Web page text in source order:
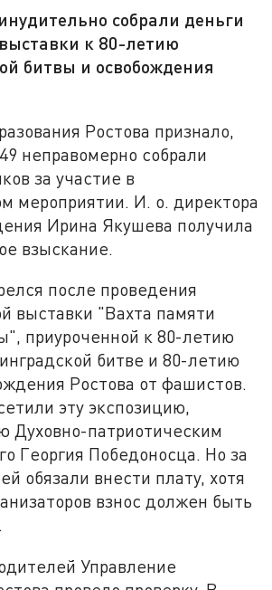
собрали деньги
к 80-летию
битвы и освобождения
Ростова признало,
неправомерно собрали
за участие в
мероприятии. И. о. директора
Ирина Якушева получила
взыскание.
после проведения
выставки "Вахта памяти
приуроченной к 80-летию
битве и 80-летию
Ростова от фашистов.
эту экспозицию,
Духовно-патриотическим
Георгия Победоносца. Но за
обязали внести плату, хотя
взнос должен быть
Управление